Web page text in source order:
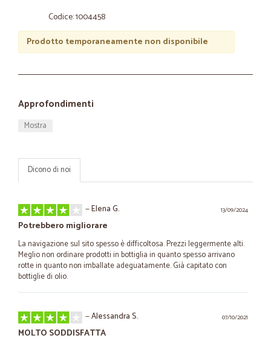
Codice: 1004458
Prodotto temporaneamente non disponibile
Approfondimenti
Mostra
Dicono di noi
13/09/2024
—Elena G.
Potrebbero migliorare
La navigazione sul sito spesso è difficoltosa. Prezzi leggermente alti.
Meglio non ordinare prodotti in bottiglia in quanto spesso arrivano
rotte in quanto non imballate adeguatamente. Già capitato con
bottiglie di olio.
07/10/2021
—Alessandra S.
MOLTO SODDISFATTA